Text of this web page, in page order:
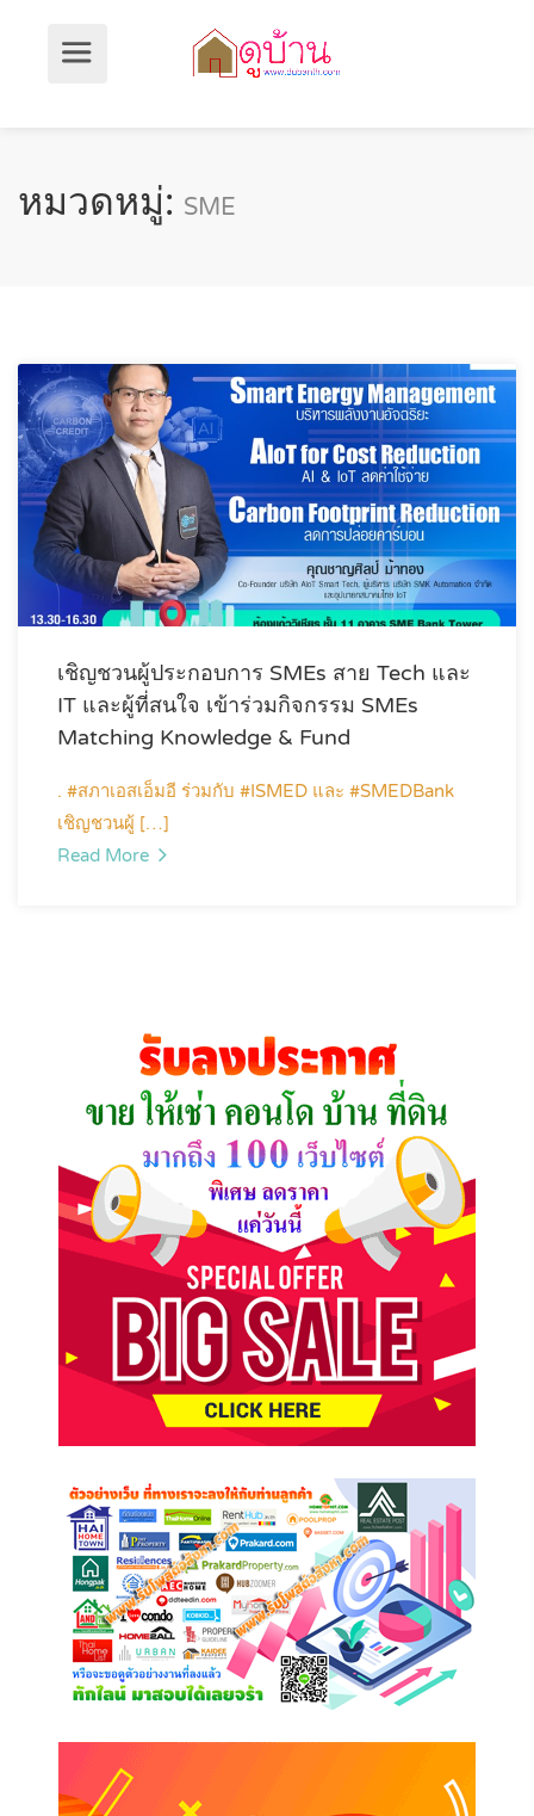
หมวดหมู่: SME
เชิญชวนผู้ประกอบการ SMEs สาย Tech และ
IT และผู้ที่สนใจ เข้าร่วมกิจกรรม SMEs
Matching Knowledge & Fund
. #สภาเอสเอ็มอี ร่วมกับ #ISMED และ #SMEDBank
เชิญชวนผู้ […]
Read More